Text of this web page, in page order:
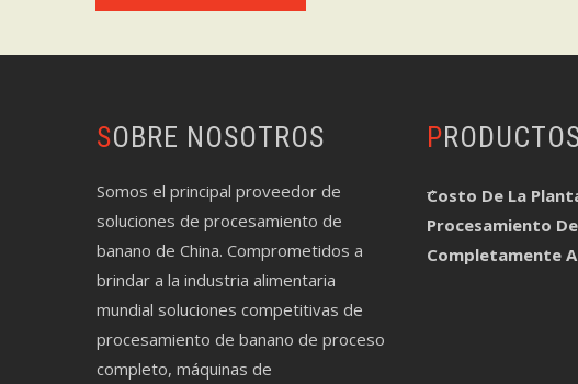
SOBRE NOSOTROS
Somos el principal proveedor de
soluciones de procesamiento de
banano de China. Comprometidos a
brindar a la industria alimentaria
mundial soluciones competitivas de
procesamiento de banano de proceso
completo, máquinas de
Costo De La
Procesamiento
Completamente